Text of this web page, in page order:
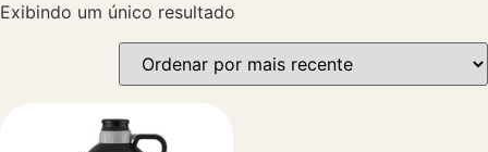
Exibindo um único resultado